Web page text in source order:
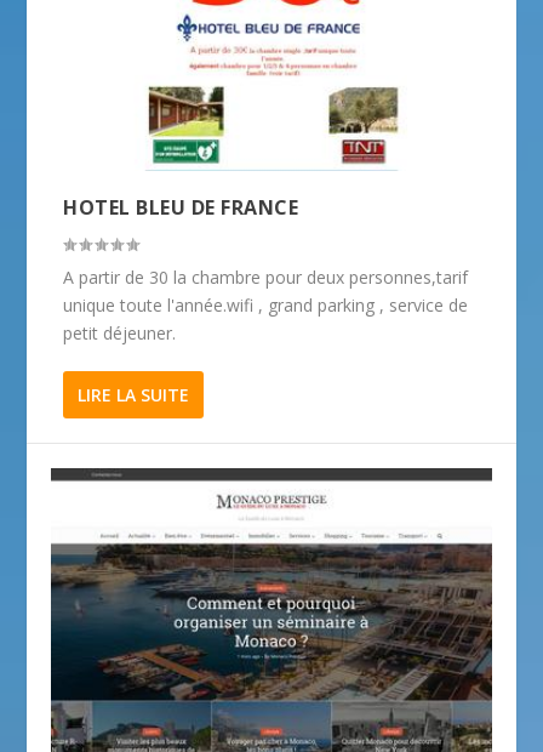
HOTEL BLEU DE FRANCE
A partir de 30 la chambre pour deux personnes,tarif
unique toute l'année.wifi , grand parking , service de
petit déjeuner.
LIRE LA SUITE